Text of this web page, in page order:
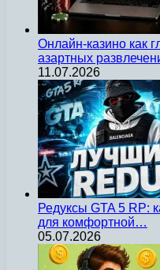
Онлайн-казино как
азартных
11.07.2026
Редуксы GTA 5 RP:
для комфортной…
05.07.2026